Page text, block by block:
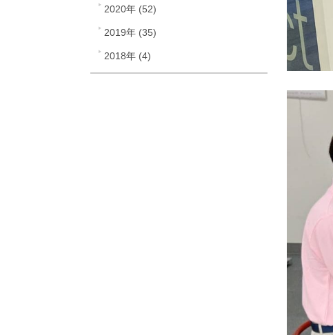
2020年 (52)
2019年 (35)
2018年 (4)